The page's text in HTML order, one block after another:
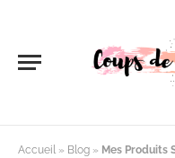
Accueil » Blog » Mes Produits